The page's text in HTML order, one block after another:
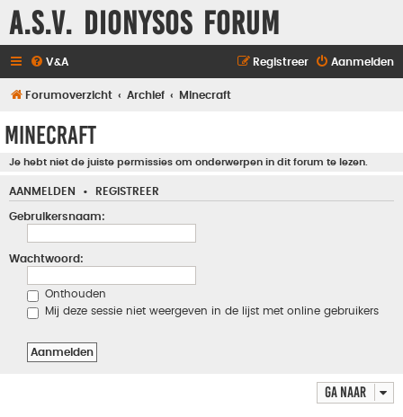
A.S.V. Dionysos Forum
V&A Aanmelden
Registreer
Forumoverzicht Archief Minecraft
Minecraft
Je hebt niet de juiste permissies om onderwerpen in dit forum te lezen.
AANMELDEN • REGISTREER
Gebruikersnaam:
Wachtwoord:
Onthouden
Mij deze sessie niet weergeven in de lijst met online gebruikers
Ga naar